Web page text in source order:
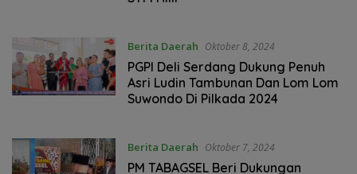
Berita Daerah Oktober 8, 2024
PGPI Deli Serdang Dukung Penuh
Asri Ludin Tambunan Dan Lom Lom
Suwondo Di Pilkada 2024
Berita Daerah Oktober 7, 2024
PM TABAGSEL Beri Dukungan